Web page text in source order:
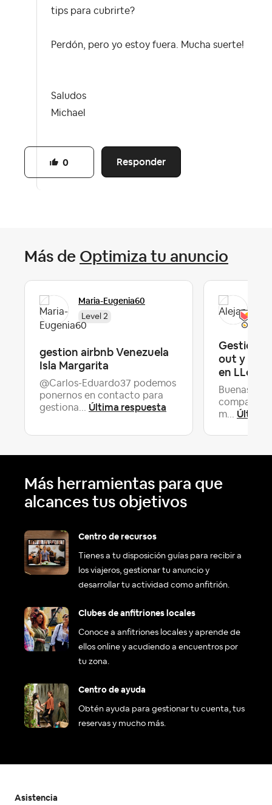
tips para cubrirte?
Perdón, pero yo estoy fuera. Mucha suerte!
Saludos
Michael
Responder
0
Más de Optimiza tu anuncio
Maria-Eugenia60
Level 2
gestion airbnb Venezuela
Isla Margarita
@Carlos-Eduardo37 podemos
ponernos en contacto para
gestiona... Última respuesta
Gestión
out y
en LLore...
Buenas
m... Última
Más herramientas para que
alcances tus objetivos
Centro de recursos
Tienes a tu disposición guías para recibir a
los viajeros, gestionar tu anuncio y
desarrollar tu actividad como anfitrión.
Clubes de anfitriones locales
Conoce a anfitriones locales y aprende de
ellos online y acudiendo a encuentros por
tu zona.
Centro de ayuda
Obtén ayuda para gestionar tu cuenta, tus
reservas y mucho más.
Asistencia